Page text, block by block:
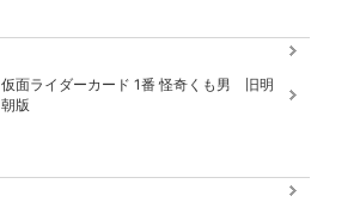
仮面ライダーカード 1番 怪奇くも男 旧明
朝版